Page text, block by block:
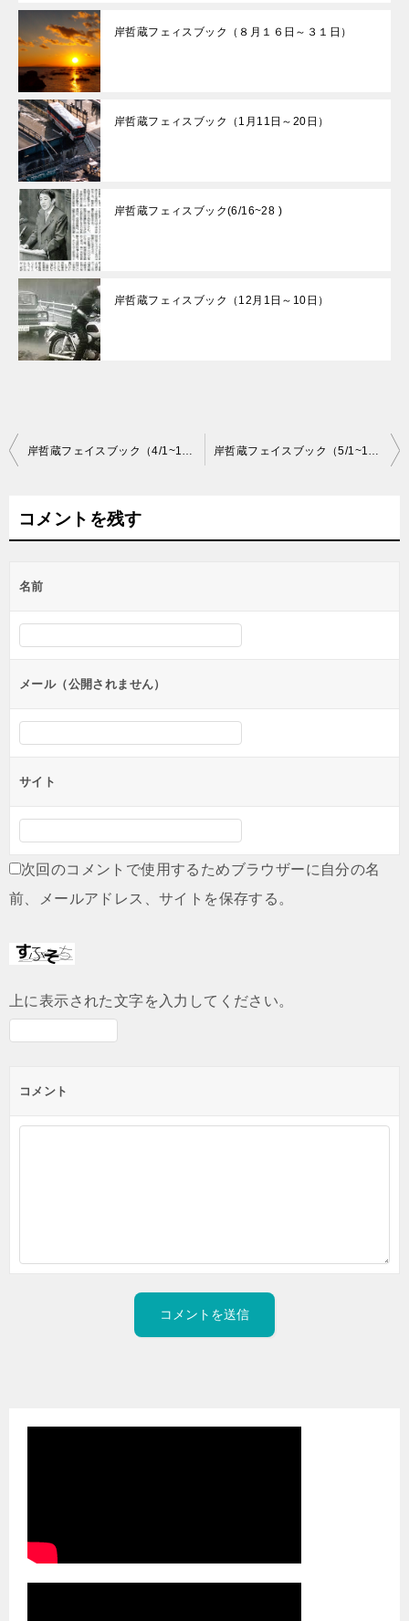
岸哲蔵フェィスブック（８月１６日～３１日）
岸哲蔵フェィスブック（1月11日～20日）
岸哲蔵フェィスブック(6/16~28 )
岸哲蔵フェィスブック（12月1日～10日）
投
ビ
ー
シ
ョ
ン
岸哲蔵フェイスブック（4/1~15） 岸哲蔵フェイスブック（5/1~15）
コメントを残す
名前
メール（公開されません）
サイト
次回のコメントで使用するためブラウザーに自分の名
前、メールアドレス、サイトを保存する。
上に表示された文字を入力してください。
コメント